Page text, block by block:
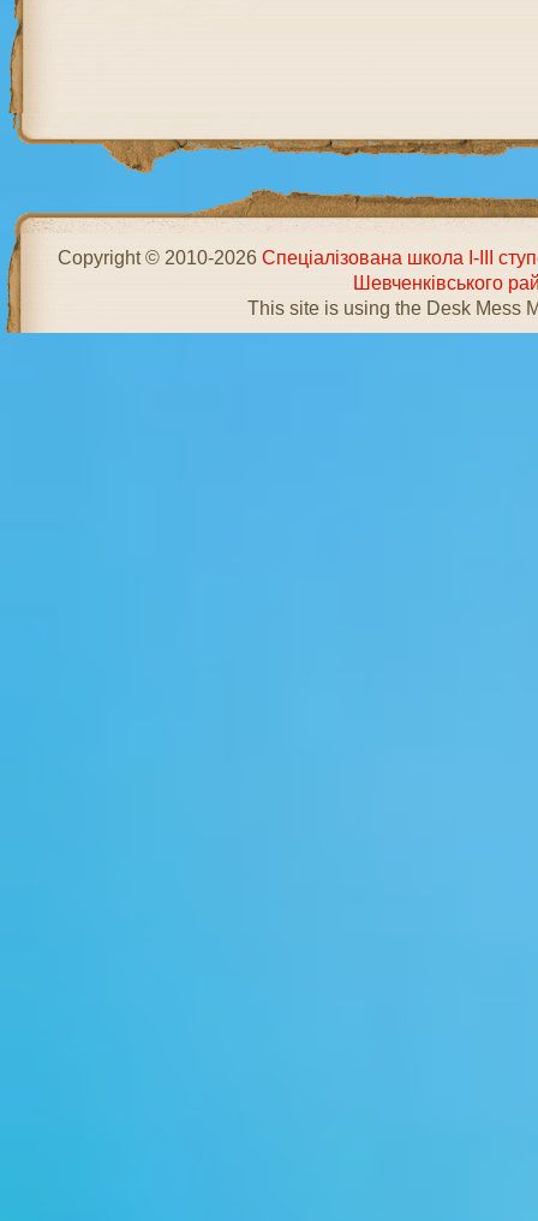
Copyright © 2010-2026Спеціалізована школа І-ІІІ
Шевченківського
This site is using the Desk Mess